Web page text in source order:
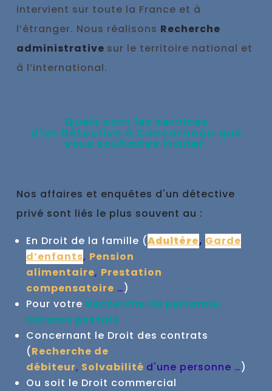
intervient sur toute la France et à
l’étranger. Nous réalisons Recherche
administrative sur le territoire national et
à l’international.
Quels sont les services
d'un Détective à Concarneau que
vous souhaitez traiter
Nos affaires et enquêtes d'un détective
privé sont liés le plus souvent au :
En Droit de la famille (Adultère, Garde
d’enfants, Pension
alimentaire, Prestation
compensatoire …)
Pour votre Recherche de personne,
adresse postale
Concernant le Droit des contrats
(Recherche de
débiteur, Solvabilité d'une personne …)
Ou soit le Droit commercial